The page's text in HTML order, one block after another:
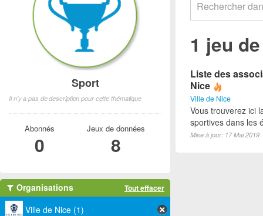
1 jeu
Liste des
Nice
Ville de Nice
Vous trouverez ici
sportives dans les
Mise à jour: 17 Mai 2019
Sport
Il n'y a pas de description pour cette thématique
Abonnés
0
Jeux de données
8
Organisations Tout effacer
Ville de Nice (1)